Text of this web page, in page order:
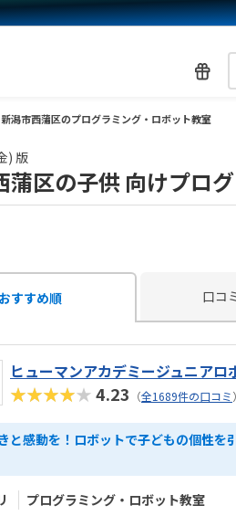
新潟市西蒲区のプログラミング・ロボット教室
) 版
蒲区の子供 向けプロ
おすすめ順 口コ
ヒューマンアカデミージュニアロ
★★★★★4.23 （全1689件の口コミ）
と感動を！ロボットで子どもの個性を
プログラミング・ロボット教室